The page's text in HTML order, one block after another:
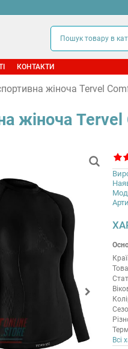
КОНТАКТИ
жіноча Tervel
жіноча
Всі